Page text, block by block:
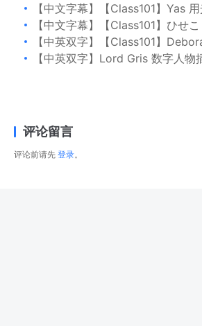
【中文字幕】【Class101】Yas 用光、
【中文字幕】【Class101】ひせこ 用
【中英双字】【Class101】Deborah Lee 在
【中英双字】Lord Gris 数字人物插图：将
评论留言
评论前请先 登录。